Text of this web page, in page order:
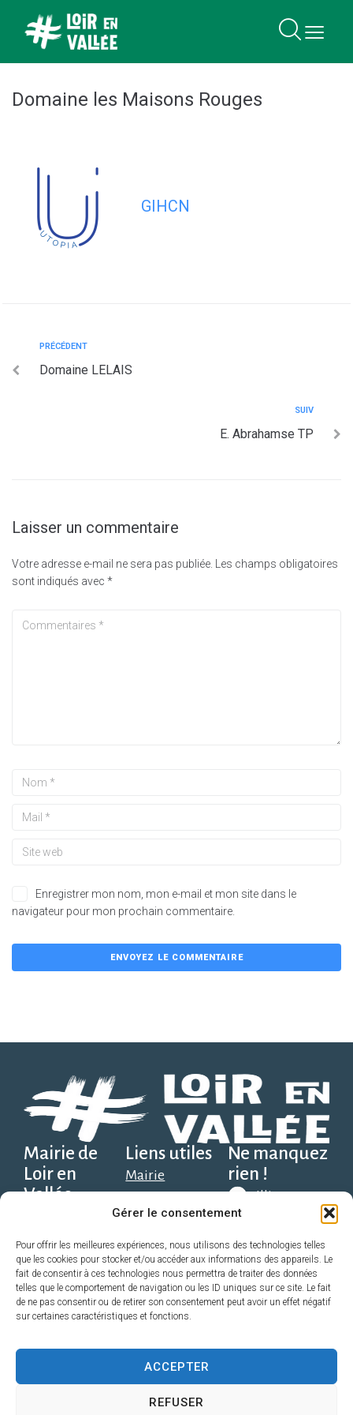
Gérer le consentement
Pour offrir les meilleures expériences, nous utilisons des technologies telles
que les cookies pour stocker et/ou accéder aux informations des appareils. Le
fait de consentir à ces technologies nous permettra de traiter des données
telles que le comportement de navigation ou les ID uniques sur ce site. Le fait
de ne pas consentir ou de retirer son consentement peut avoir un effet négatif
sur certaines caractéristiques et fonctions.
ACCEPTER
REFUSER
principal
Domaine les Maisons Rouges
GIHCN
PRÉCÉDENT
Domaine LELAIS
SUIV
E. Abrahamse TP
Laisser un commentaire
Votre adresse e-mail ne sera pas publiée.
Les champs obligatoires
sont indiqués avec *
Enregistrer mon nom, mon e-mail et mon site dans le
navigateur pour mon prochain commentaire.
Mairie de
Loir en
Vallée
Alexandre, 1er
étage,
72340 Loir en
Vallée
02 52 22 72 98
Liens utiles
Mairie
Découvrir
Économie
Pratique
Sport, Loisir,
Ne manquez
rien !
Illiwap
Télécharger
sur Google
Play
sur l’App